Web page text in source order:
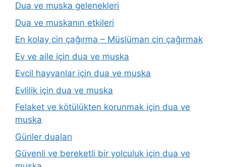
Dua ve muska gelenekleri
Dua ve muskanın etkileri
En kolay cin çağırma – Müslüman cin çağırmak
Ev ve aile için dua ve muska
Evcil hayvanlar için dua ve muska
Evlilik için dua ve muska
Felaket ve kötülükten korunmak için dua ve
muska
Günler duaları
Güvenli ve bereketli bir yolculuk için dua ve